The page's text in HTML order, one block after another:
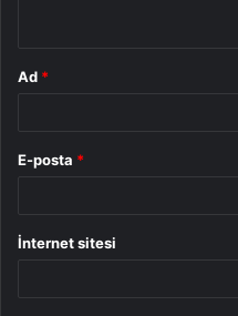
Ad *
E-posta *
İnternet sitesi